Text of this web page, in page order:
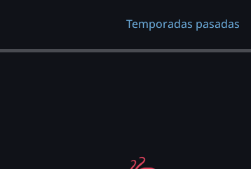
Temporadas pasadas